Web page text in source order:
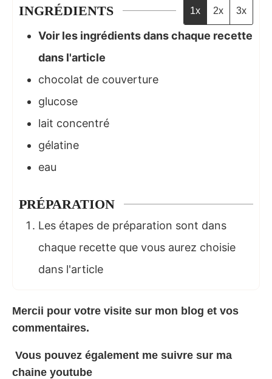
INGRÉDIENTS 1x 2x 3x
Voir les ingrédients dans chaque recette
dans l'article
chocolat de couverture
glucose
lait concentré
gélatine
eau
PRÉPARATION
Les étapes de préparation sont dans
chaque recette que vous aurez choisie
dans l'article
Mercii pour votre visite sur mon blog et vos
commentaires.
Vous pouvez également me suivre sur ma
chaine youtube